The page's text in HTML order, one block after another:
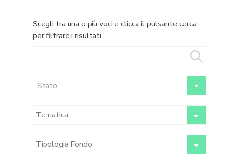
Scegli tra una o più voci e clicca il pulsante cerca
per filtrare i risultati
Stato